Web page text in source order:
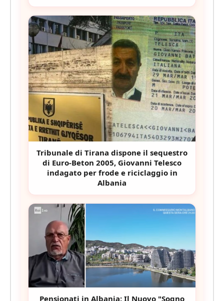
Tribunale di Tirana dispone il sequestro
di Euro-Beton 2005, Giovanni Telesco
indagato per frode e riciclaggio in
Albania
Pensionati in Albania: Il Nuovo "Sogno